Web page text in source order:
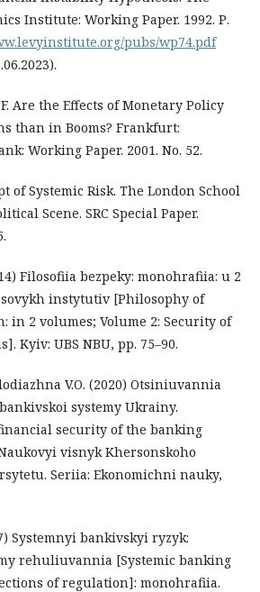
Institute: Working Paper. 1992. Р.
pubs/wp74.pdf
Are the Effects of Monetary Policy
than in Booms? Frankfurt:
Working Paper. 2001. No. 52.
of Systemic Risk. The London School
Scene. SRC Special Paper.
Filosofiia bezpeky: monohrafiia: u 2
instytutiv [Philosophy of
in 2 volumes; Volume 2: Security of
Kyiv: UBS NBU, pp. 75–90.
V.O. (2020) Otsiniuvannia
systemy Ukrainy.
security of the banking
visnyk Khersonskoho
Seriia: Ekonomichni nauky,
Systemnyi bankivskyi ryzyk:
rehuliuvannia [Systemic banking
of regulation]: monohrafiia.